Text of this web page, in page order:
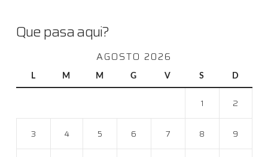
Que pasa aqui?
AGOSTO 2026
L M M G V S D
1 2
3 4 5 6 7 8 9